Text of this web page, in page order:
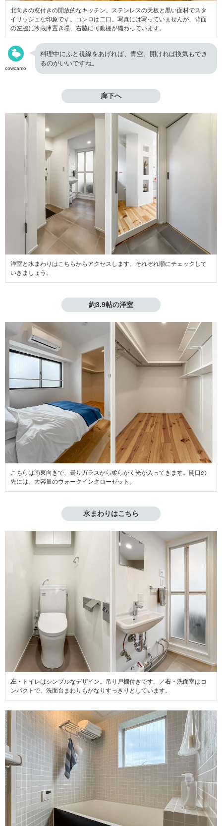
北向きの窓付きの開放的なキッチン。ステンレスの天板と黒い面材でスタ
イリッシュな印象です。コンロは二口。写真には写っていませんが、背面
の左脇に冷蔵庫置き場、右脇に可動棚が備わっています。
cowcamo
料理中にふと視線をあげれば、青空。開ければ換気もでき
るのがいいですね。
廊下へ
洋室と水まわりはこちらからアクセスします。それぞれ順にチェックして
いきましょう。
約3.9帖の洋室
こちらは南東向きで、曇りガラスから柔らかく光が入ってきます。開口の
先には、大容量のウォークインクローゼット。
水まわりはこちら
左・ トイレはシンプルなデザイン。吊り戸棚付きです。／右・ 洗面室はコ
ンパクトで、洗面台まわりもかなりすっきりとしています。